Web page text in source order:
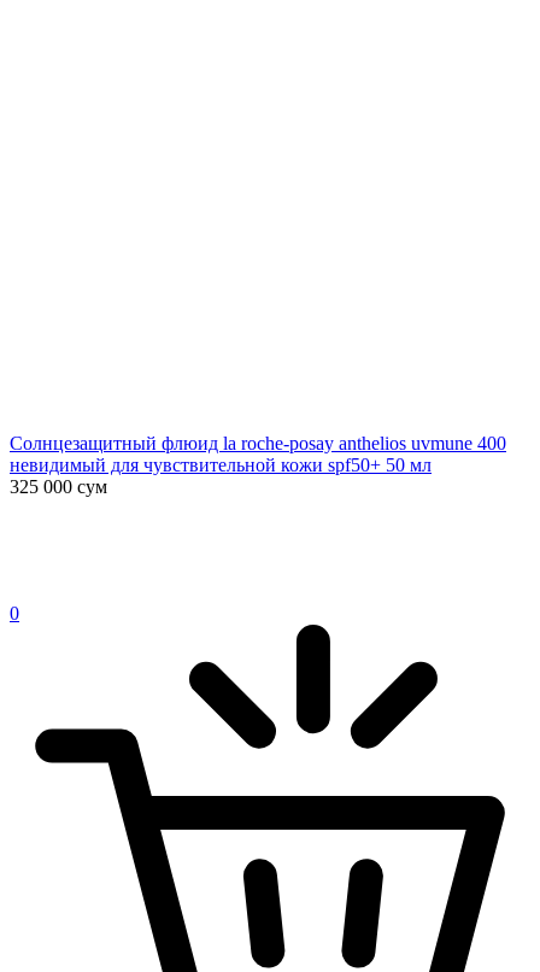
Солнцезащитный флюид la roche-posay anthelios uvmune 400
невидимый для чувствительной кожи spf50+ 50 мл
325 000 сум
0